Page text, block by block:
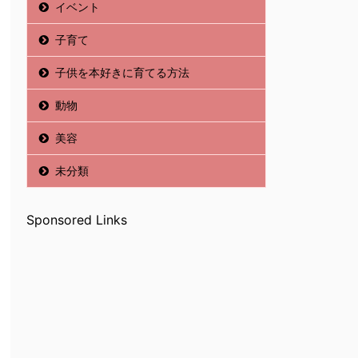
イベント
子育て
子供を本好きに育てる方法
動物
美容
未分類
Sponsored Links